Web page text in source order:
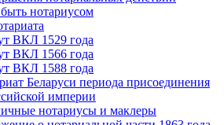
нотариусом
ВКЛ 1529 года
ВКЛ 1566 года
ВКЛ 1588 года
Беларуси периода присоединения
империи
нотариусы и маклеры